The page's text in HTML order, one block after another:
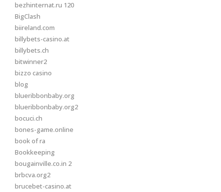
bezhinternat.ru 120
BigClash
biireland.com
billybets-casino.at
billybets.ch
bitwinner2
bizzo casino
blog
blueribbonbaby.org
blueribbonbaby.org2
bocuci.ch
bones-game.online
book of ra
Bookkeeping
bougainville.co.in 2
brbcva.org2
brucebet-casino.at